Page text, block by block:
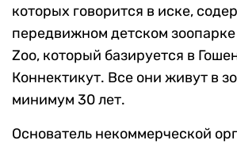
которых говорится в иске,
передвижном детском
Zoo, который базируется в
Коннектикут. Все они живут в
минимум 30 лет.
Основатель некоммерческой